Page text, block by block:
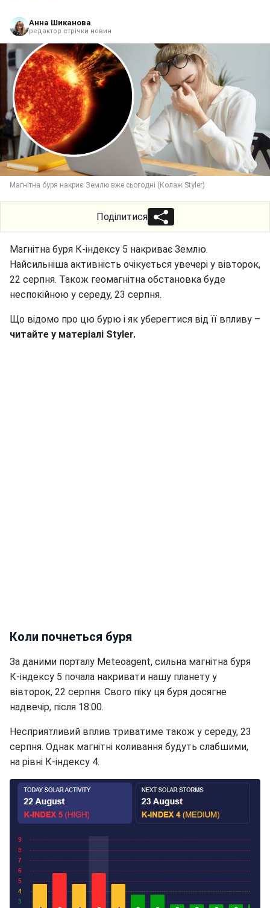
Анна Шиканова
редактор стрічки новин
Магнітна буря накриє Землю вже сьогодні (Колаж Styler)
Поділитися
Магнітна буря К-індексу 5 накриває Землю.
Найсильніша активність очікується увечері у вівторок,
22 серпня. Також геомагнітна обстановка буде
неспокійною у середу, 23 серпня.
Що відомо про цю бурю і як уберегтися від її впливу –
читайте у матеріалі Styler.
Коли почнеться буря
За даними порталу Meteoagent, сильна магнітна буря
К-індексу 5 почала накривати нашу планету у
вівторок, 22 серпня. Свого піку ця буря досягне
надвечір, після 18:00.
Несприятливий вплив триватиме також у середу, 23
серпня. Однак магнітні коливання будуть слабшими,
на рівні К-індексу 4.